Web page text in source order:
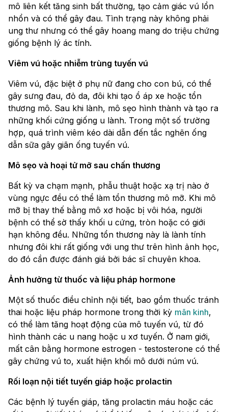
mô liên kết tăng sinh bất thường, tạo cảm giác vú lổn
nhổn và có thể gây đau. Tình trạng này không phải
ung thư nhưng có thể gây hoang mang do triệu chứng
giống bệnh lý ác tính.
Viêm vú hoặc nhiễm trùng tuyến vú
Viêm vú, đặc biệt ở phụ nữ đang cho con bú, có thể
gây sưng đau, đỏ da, đôi khi tạo ổ áp xe hoặc tổn
thương mô. Sau khi lành, mô sẹo hình thành và tạo ra
những khối cứng giống u lành. Trong một số trường
hợp, quá trình viêm kéo dài dẫn đến tắc nghẽn ống
dẫn sữa gây giãn ống tuyến vú.
Mô sẹo và hoại tử mỡ sau chấn thương
Bất kỳ va chạm mạnh, phẫu thuật hoặc xạ trị nào ở
vùng ngực đều có thể làm tổn thương mô mỡ. Khi mô
mỡ bị thay thế bằng mô xơ hoặc bị vôi hóa, người
bệnh có thể sờ thấy khối u cứng, tròn hoặc có giới
hạn không đều. Những tổn thương này là lành tính
nhưng đôi khi rất giống với ung thư trên hình ảnh học,
do đó cần được đánh giá bởi bác sĩ chuyên khoa.
Ảnh hưởng từ thuốc và liệu pháp hormone
Một số thuốc điều chỉnh nội tiết, bao gồm thuốc tránh
thai hoặc liệu pháp hormone trong thời kỳ mãn kinh,
có thể làm tăng hoạt động của mô tuyến vú, từ đó
hình thành các u nang hoặc u xơ tuyến. Ở nam giới,
mất cân bằng hormone estrogen - testosterone có thể
gây chứng vú to, xuất hiện khối mô dưới núm vú.
Rối loạn nội tiết tuyến giáp hoặc prolactin
Các bệnh lý tuyến giáp, tăng prolactin máu hoặc các